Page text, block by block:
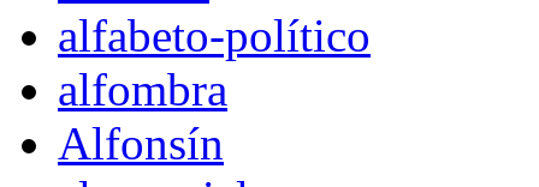
alfabeto-político
alfombra
Alfonsín